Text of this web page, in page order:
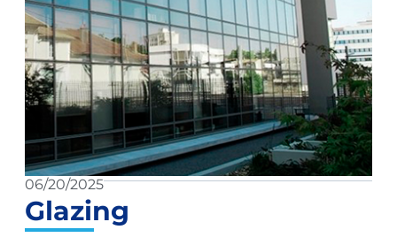
06/20/2025
Glazing